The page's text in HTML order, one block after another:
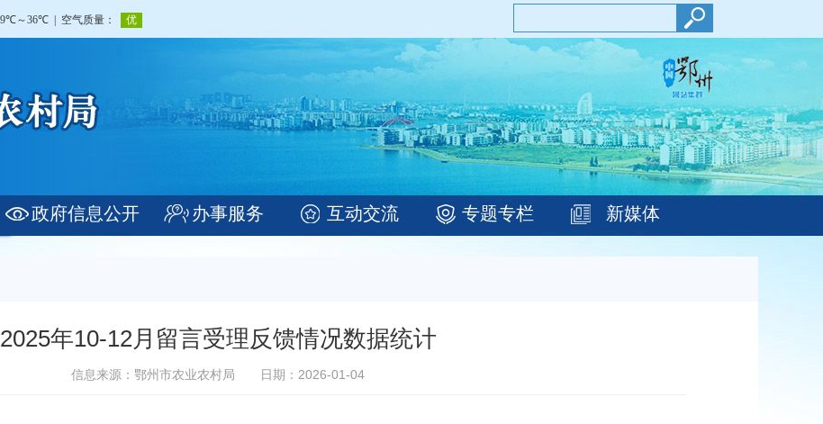
政府信息公开 办事服务 互动交流 专题专栏 新媒体
2025年10-12月留言受理反馈情况数据统计
信息来源：鄂州市农业农村局 日期：2026-01-04